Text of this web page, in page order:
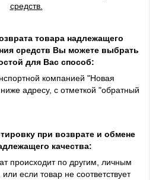
средств.
товара надлежащего
средств Вы можете выбрать
для Вас способ:
компанией "Новая
адресу, с отметкой "обратный
при возврате и обмене
качества:
происходит по другим, личным
если товар не соответствует